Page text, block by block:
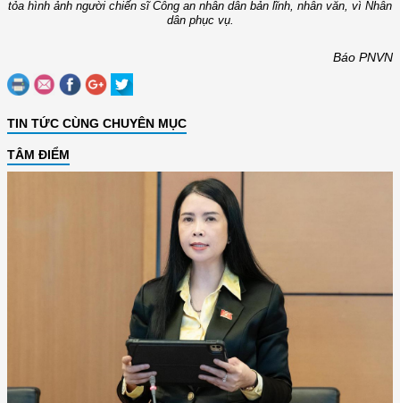
tỏa hình ảnh người chiến sĩ Công an nhân dân bản lĩnh, nhân văn, vì Nhân
dân phục vụ.
Báo PNVN
TIN TỨC CÙNG CHUYÊN MỤC
TÂM ĐIỂM